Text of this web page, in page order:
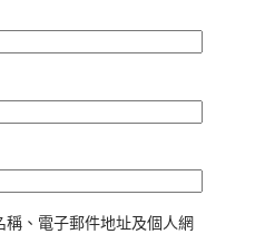
稱、電子郵件地址及個人網